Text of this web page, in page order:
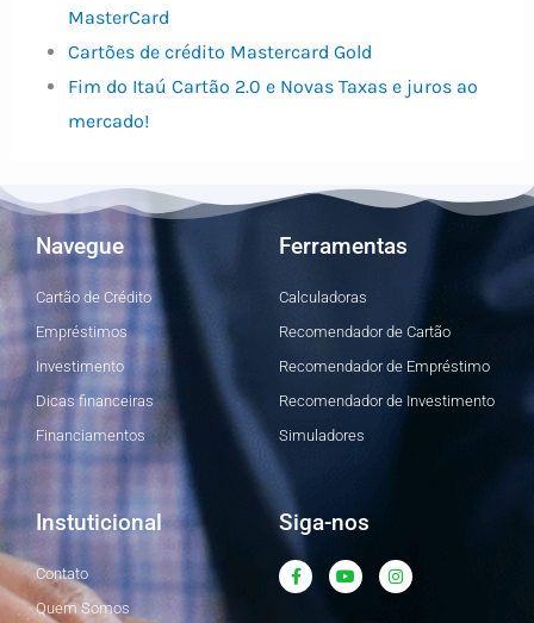
MasterCard
Cartões de crédito Mastercard Gold
Fim do Itaú Cartão 2.0 e Novas Taxas e juros ao
mercado!
Navegue
Cartão de Crédito
Empréstimos
Investimento
Dicas financeiras
Financiamentos
Ferramentas
Calculadoras
Recomendador de Cartão
Recomendador de Empréstimo
Recomendador de Investimento
Simuladores
Instuticional
Contato
Quem Somos
Siga-nos
F
a
c
Y
o
u
I
n
s